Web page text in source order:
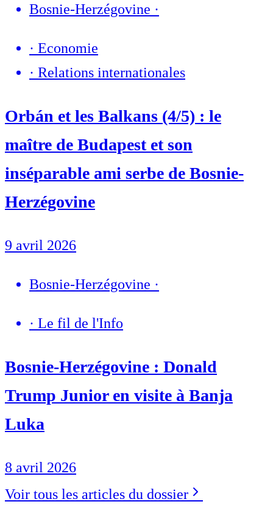
Bosnie-Herzégovine ·
· Economie
· Relations internationales
Orbán et les Balkans (4/5) : le
maître de Budapest et son
inséparable ami serbe de Bosnie-
Herzégovine
9 avril 2026
Bosnie-Herzégovine ·
· Le fil de l'Info
Bosnie-Herzégovine : Donald
Trump Junior en visite à Banja
Luka
8 avril 2026
Voir tous les articles du dossier